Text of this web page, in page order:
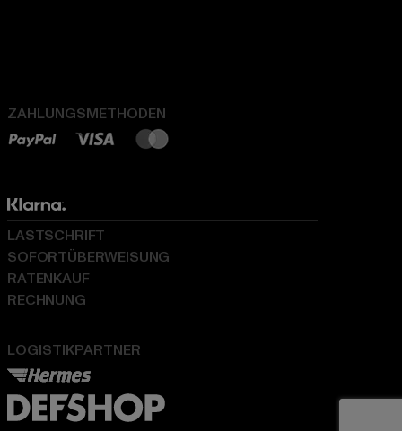
ZAHLUNGSMETHODEN
LOGISTIKPARTNER
LASTSCHRIFT
SOFORTÜBERWEISUNG
RATENKAUF
RECHNUNG